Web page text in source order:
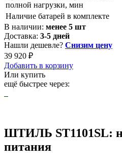
полной нагрузки, мин
Наличие батарей в комплекте
В наличии: менее 5 шт
Доставка: 3-5 дней
Нашли дешевле? Снизим цену
39 920 ₽
Добавить в корзину
Или купить
ещё быстрее через:
ШТИЛЬ ST1101SL:
питания